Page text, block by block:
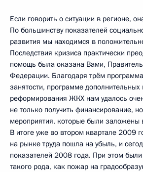
Если говорить о ситуации в регионе,
По большинству показателей
развития мы находимся в
Последствия кризиса практически
помощь была оказана Вами,
Федерации. Благодаря трём
занятости, программе
реформирования ЖКХ нам удалось
не только получить финансирование,
мероприятия, которые были заложены
В итоге уже во втором квартале 2009
на рынке труда пошла на убыль, и
показателей 2008 года. При этом были
такого рода, как пожар на